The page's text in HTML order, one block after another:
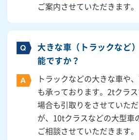
ご案内させていただきます。
大きな車（トラックなど
能ですか？
トラックなどの大きな車や
も承っております。2tクラ
場合も引取りをさせていた
が、10tクラスなどの大型車
ご相談させていただきます。